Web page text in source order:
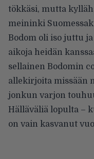
tökkäsi, mutta
meininki
Bodom oli iso juttu
aikoja heidän
sellainen Bodomin
allekirjoita missään
jonkun varjon
Hälläväliä lopulta –
on vain kasvanut